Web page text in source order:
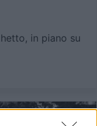
in piano su
1